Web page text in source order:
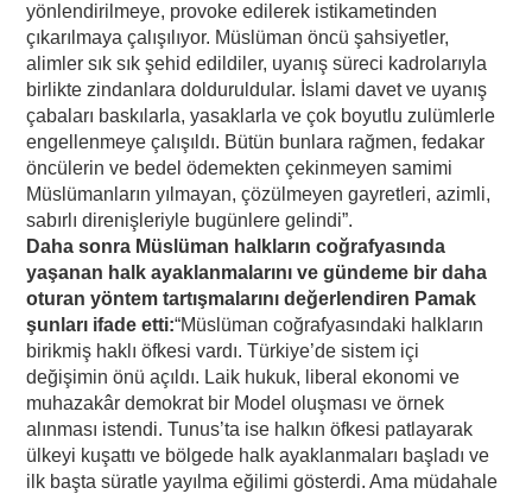
yönlendirilmeye, provoke edilerek istikametinden
çıkarılmaya çalışılıyor. Müslüman öncü şahsiyetler,
alimler sık sık şehid edildiler, uyanış süreci kadrolarıyla
birlikte zindanlara dolduruldular. İslami davet ve uyanış
çabaları baskılarla, yasaklarla ve çok boyutlu zulümlerle
engellenmeye çalışıldı. Bütün bunlara rağmen, fedakar
öncülerin ve bedel ödemekten çekinmeyen samimi
Müslümanların yılmayan, çözülmeyen gayretleri, azimli,
sabırlı direnişleriyle bugünlere gelindi”.
Daha sonra Müslüman halkların coğrafyasında
yaşanan halk ayaklanmalarını ve gündeme bir daha
oturan yöntem tartışmalarını değerlendiren Pamak
şunları ifade etti:“Müslüman coğrafyasındaki halkların
birikmiş haklı öfkesi vardı. Türkiye’de sistem içi
değişimin önü açıldı. Laik hukuk, liberal ekonomi ve
muhazakâr demokrat bir Model oluşması ve örnek
alınması istendi. Tunus’ta ise halkın öfkesi patlayarak
ülkeyi kuşattı ve bölgede halk ayaklanmaları başladı ve
ilk başta süratle yayılma eğilimi gösterdi. Ama müdahale